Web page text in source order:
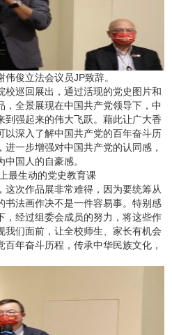
俊立法会议员JP致辞。
校巡回展出，通过活现的党史图片和
，全景展现在中国共产党领导下，中
到强起来的伟大飞跃。藉此让广大香
以深入了解中国共产党的百年奋斗历
一步增强对中国共产党的认同感，
国人的自豪感。
最生动的党史教育课
这次作品展非常难得，因为要统筹从
书法画作决不是一件容易事。特别感
，经过组委会成员的努力，将这些作
我们面前，让全校师生、家长有机会
年奋斗历程，传承中华民族文化，